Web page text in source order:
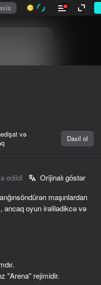
və
Daxil ol
edildi
Orijinalı göstər
maşınlardan
ancaq oyun irəlilədikcə və
"Arena" rejimidir.